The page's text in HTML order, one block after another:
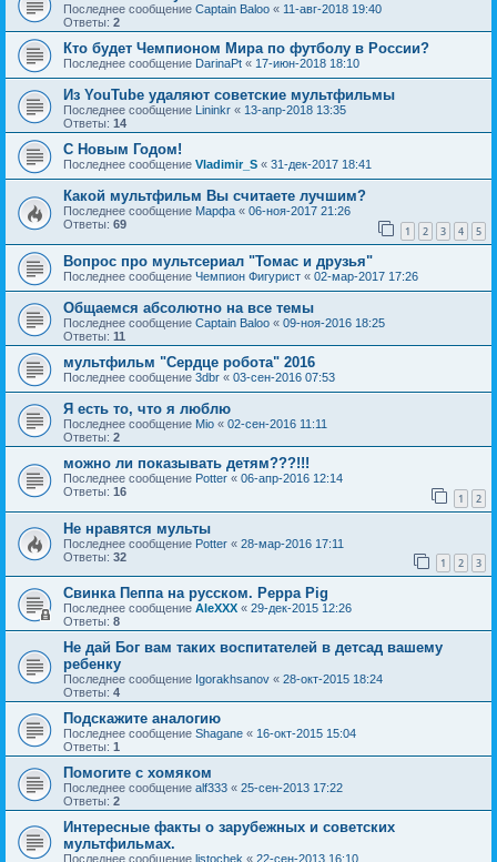
Последнее сообщение Captain Baloo « 11-авг-2018 19:40
Ответы: 2
Кто будет Чемпионом Мира по футболу в России?
Последнее сообщение DarinaPt « 17-июн-2018 18:10
Из YouTube удаляют советские мультфильмы
Последнее сообщение Lininkr « 13-апр-2018 13:35
Ответы: 14
С Новым Годом!
Последнее сообщение Vladimir_S « 31-дек-2017 18:41
Какой мультфильм Вы считаете лучшим?
Последнее сообщение Марфа « 06-ноя-2017 21:26
Ответы: 69 1 2 3 4 5
Вопрос про мультсериал "Томас и друзья"
Последнее сообщение Чемпион Фигурист « 02-мар-2017 17:26
Общаемся абсолютно на все темы
Последнее сообщение Captain Baloo « 09-ноя-2016 18:25
Ответы: 11
мультфильм "Сердце робота" 2016
Последнее сообщение 3dbr « 03-сен-2016 07:53
Я есть то, что я люблю
Последнее сообщение Mio « 02-сен-2016 11:11
Ответы: 2
можно ли показывать детям???!!!
Последнее сообщение Potter « 06-апр-2016 12:14
Ответы: 16 1 2
Не нравятся мульты
Последнее сообщение Potter « 28-мар-2016 17:11
Ответы: 32 1 2 3
Свинка Пеппа на русском. Peppa Pig
Последнее сообщение AleXXX « 29-дек-2015 12:26
Ответы: 8
Не дай Бог вам таких воспитателей в детсад вашему
ребенку
Последнее сообщение Igorakhsanov « 28-окт-2015 18:24
Ответы: 4
Подскажите аналогию
Последнее сообщение Shagane « 16-окт-2015 15:04
Ответы: 1
Помогите с хомяком
Последнее сообщение alf333 « 25-сен-2013 17:22
Ответы: 2
Интересные факты о зарубежных и советских
мультфильмах.
Последнее сообщение listochek « 22-сен-2013 16:10